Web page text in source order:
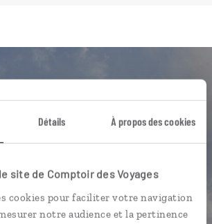
Détails À propos des cookies
site de Comptoir des Voyages
cookies pour faciliter votre navigation
notre audience et la pertinence
vous guide en Ethiopie
d'églises et